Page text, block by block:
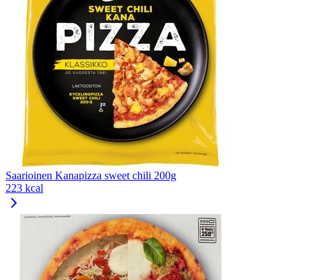
Saarioinen Kanapizza sweet chili 200g
223 kcal